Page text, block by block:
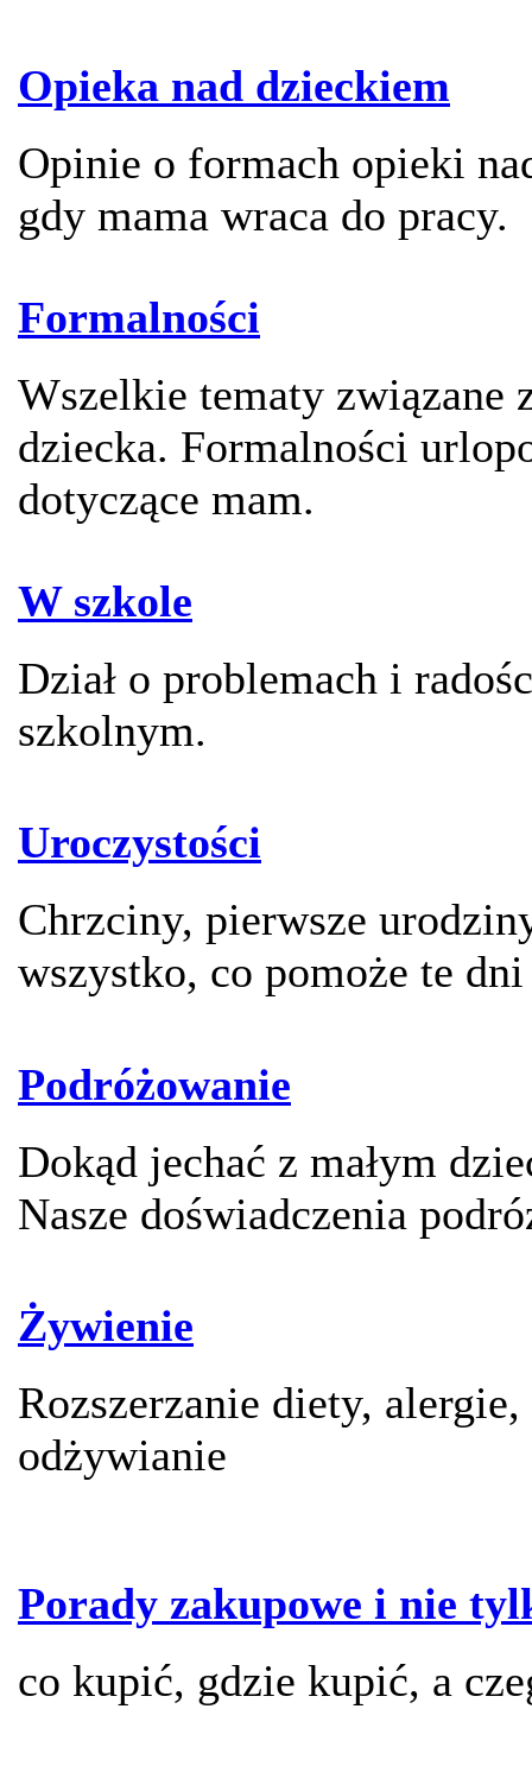
Opieka nad dzieckiem
Opinie o formach opieki
gdy mama wraca do pracy.
Formalności
Wszelkie tematy związane
dziecka. Formalności
dotyczące mam.
W szkole
Dział o problemach i
szkolnym.
Uroczystości
Chrzciny, pierwsze
wszystko, co pomoże te
Podróżowanie
Dokąd jechać z małym
Nasze doświadczenia
Żywienie
Rozszerzanie diety,
odżywianie
Porady zakupowe i nie
co kupić, gdzie kupić, a